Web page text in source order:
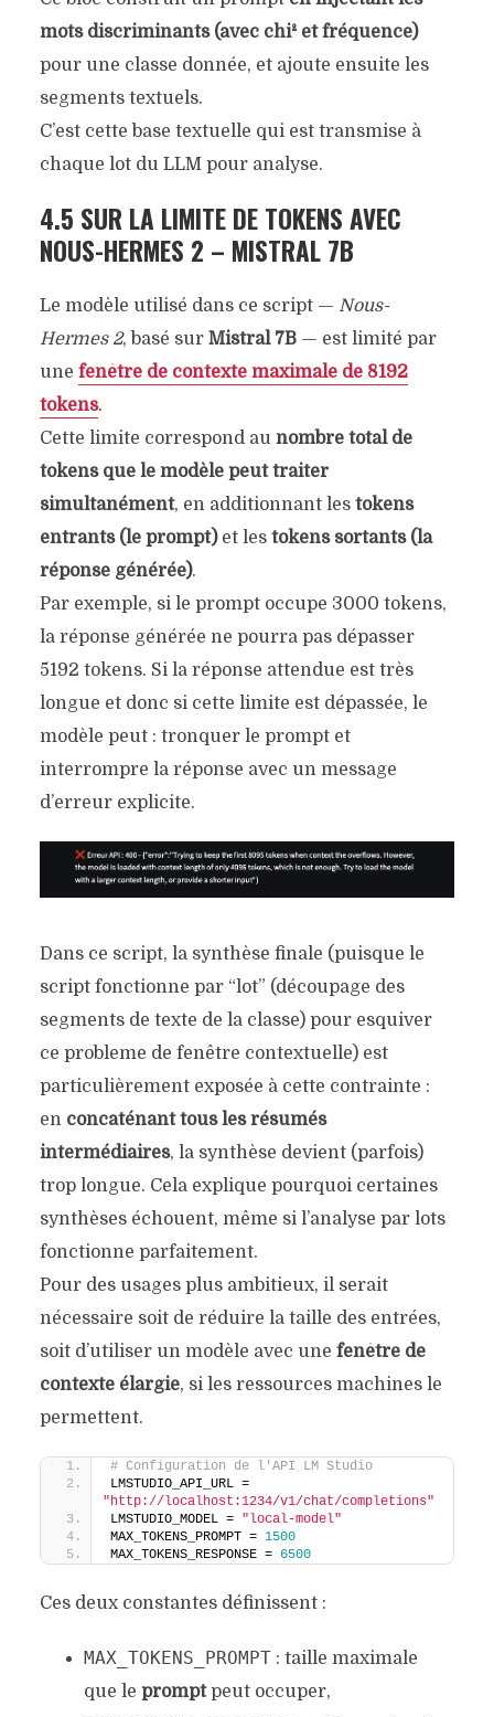
mots discriminants (avec chi² et fréquence)
pour une classe donnée, et ajoute ensuite les
segments textuels.
C’est cette base textuelle qui est transmise à
chaque lot du LLM pour analyse.
4.5 SUR LA LIMITE DE TOKENS AVEC
NOUS-HERMES 2 – MISTRAL 7B
Le modèle utilisé dans ce script — Nous-
Hermes 2, basé sur Mistral 7B— est limité par
une fenêtre de contexte maximale de 8192
tokens.
Cette limite correspond au nombre total de
tokens que le modèle peut traiter
simultanément, en additionnant les tokens
entrants (le prompt)et les tokens sortants (la
réponse générée).
Par exemple, si le prompt occupe 3000 tokens,
la réponse générée ne pourra pas dépasser
5192 tokens. Si la réponse attendue est très
longue et donc si cette limite est dépassée, le
modèle peut : tronquer le prompt et
interrompre la réponse avec un message
d’erreur explicite.
Dans ce script, la synthèse finale (puisque le
script fonctionne par “lot” (découpage des
segments de texte de la classe) pour esquiver
ce probleme de fenêtre contextuelle) est
particulièrement exposée à cette contrainte :
en concaténant tous les résumés
intermédiaires, la synthèse devient (parfois)
trop longue. Cela explique pourquoi certaines
synthèses échouent, même si l’analyse par lots
fonctionne parfaitement.
Pour des usages plus ambitieux, il serait
nécessaire soit de réduire la taille des entrées,
soit d’utiliser un modèle avec une fenêtre de
contexte élargie, si les ressources machines le
permettent.
# Configuration de l'API LM Studio
LMSTUDIO_API_URL =
"http://localhost:1234/v1/chat/completions"
LMSTUDIO_MODEL = "local-model"
MAX_TOKENS_PROMPT = 1500
MAX_TOKENS_RESPONSE = 6500
Ces deux constantes définissent :
MAX_TOKENS_PROMPT : taille maximale
que le promptpeut occuper,